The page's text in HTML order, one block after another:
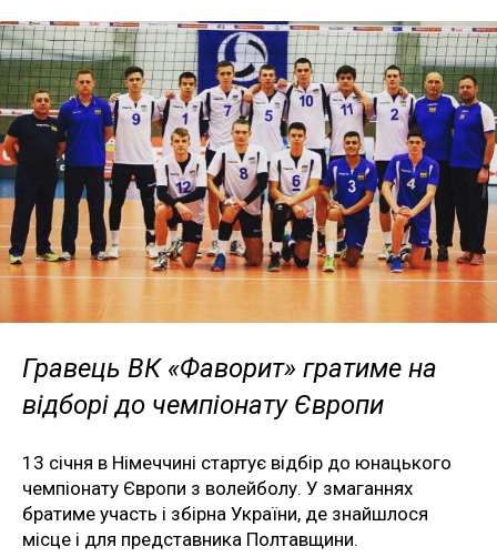
Гравець ВК «Фаворит» гратиме на
відборі до чемпіонату Європи
13 січня в Німеччині стартує відбір до юнацького
чемпіонату Європи з волейболу. У змаганнях
братиме участь і збірна України, де знайшлося
місце і для представника Полтавщини.